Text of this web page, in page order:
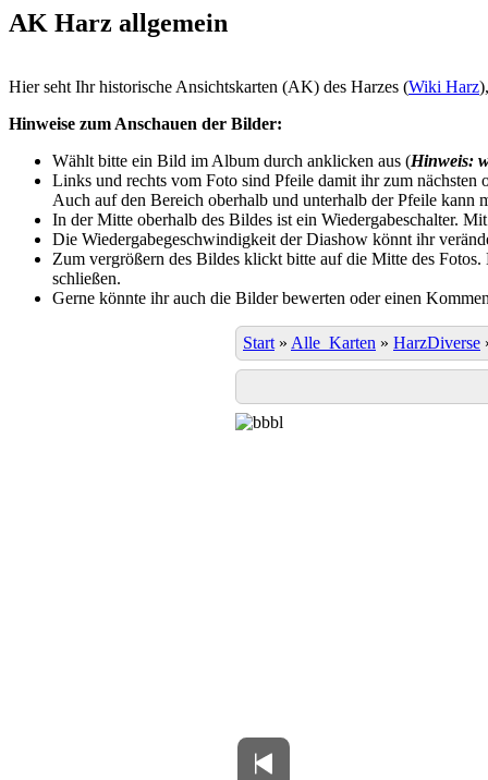
AK Harz allgemein
Hier seht Ihr historische Ansichtskarten (AK) des Harzes (Wiki Harz
Hinweise zum Anschauen der Bilder:
Wählt bitte ein Bild im Album durch anklicken aus (Hinweis:
Links und rechts vom Foto sind Pfeile damit ihr zum
Auch auf den Bereich oberhalb und unterhalb der Pfeile kann
In der Mitte oberhalb des Bildes ist ein Wiedergabeschalter.
Die Wiedergabegeschwindigkeit der Diashow könnt ihr
Zum vergrößern des Bildes klickt bitte auf die Mitte des
schließen.
Gerne könnte ihr auch die Bilder bewerten oder einen
Start » Alle_Karten » HarzDiverse